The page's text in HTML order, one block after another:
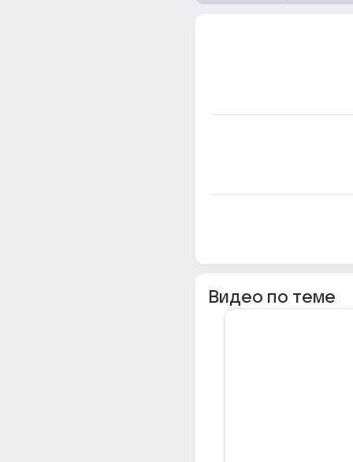
Видео по теме